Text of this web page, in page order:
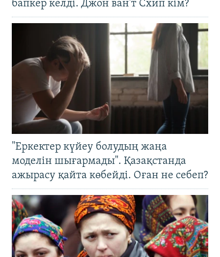
бапкер келді. Джон ван’т Схип кім?
"Еркектер күйеу болудың жаңа
моделін шығармады". Қазақстанда
ажырасу қайта көбейді. Оған не себеп?